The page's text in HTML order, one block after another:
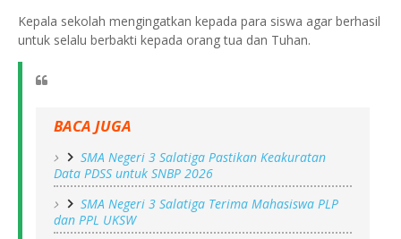
Kepala sekolah mengingatkan kepada para siswa agar berhasil
untuk selalu berbakti kepada orang tua dan Tuhan.
BACA JUGA
SMA Negeri 3 Salatiga Pastikan Keakuratan
Data PDSS untuk SNBP 2026
SMA Negeri 3 Salatiga Terima Mahasiswa PLP
dan PPL UKSW